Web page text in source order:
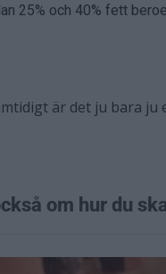
25% och 40% fett
är det ju bara ju
om hur du